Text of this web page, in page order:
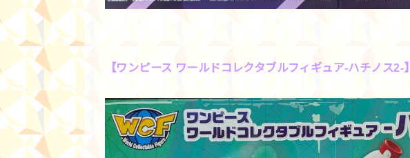
【ワンピース ワールドコレクタブルフィギュア-ハチノス2-】